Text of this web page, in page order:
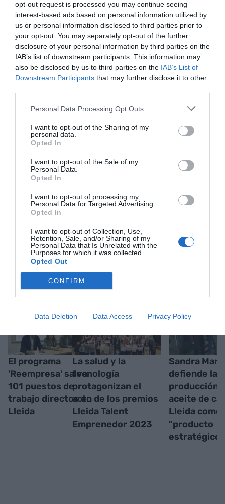
opt-out request is processed you may continue seeing
interest-based ads based on personal information utilized by
us or personal information disclosed to third parties prior to
your opt-out. You may separately opt-out of the further
disclosure of your personal information by third parties on the
IAB’s list of downstream participants. This information may
also be disclosed by us to third parties on the IAB’s List of
Downstream Participants that may further disclose it to other
Personal Data Processing Opt Outs
I want to opt-out of the Sharing of my
personal data.
Opted In
I want to opt-out of the Sale of my
Personal Data.
Opted In
I want to opt-out of processing my
Personal Data for Targeted Advertising.
Opted In
I want to opt-out of Collection, Use,
Retention, Sale, and/or Sharing of my
Personal Data that Is Unrelated with the
Purposes for which it was collected.
Opted Out
CONFIRM
Data Deletion Data Access Privacy Policy
en una web y pueden crear escaparates
completamente dinámicos y digitales. Las
animaciones se pueden consumir en realidad
aumentada y con vídeos de 360°. Además, se
puede participar en un juego de preguntas
relacionado con la información recibida.
VIA Empresa como fuente preferida
de Google de forma gratuita
Mantente informado con las últimas noticias de
actualidad
RELACIONADAS
El programa
'Reempresa' salva
101 puestos de
trabajo directos en
Lleida
La salud y la
tecnología
protagonizan el
acto de los premios
Lleida Talent
Emprenedor 2023
Sandra
defiende la
producción
aceite de
Lleida como
"producto
estratégico"